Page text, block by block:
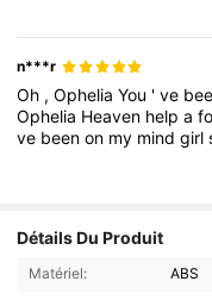
n***r
Oh ,OpheliaYou 've
Ophelia Heaven helpa
ve beenon my mindgirl
Détails Du Produit
Matériel: ABS